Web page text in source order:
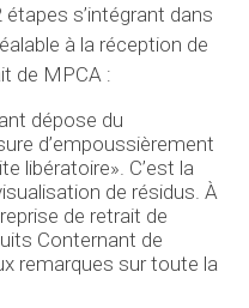
étapes s’intégrant dans
à la réception de
de MPCA :
dépose du
d’empoussièrement
libératoire». C’est la
de résidus. À
de retrait de
Conternant de
remarques sur toute la